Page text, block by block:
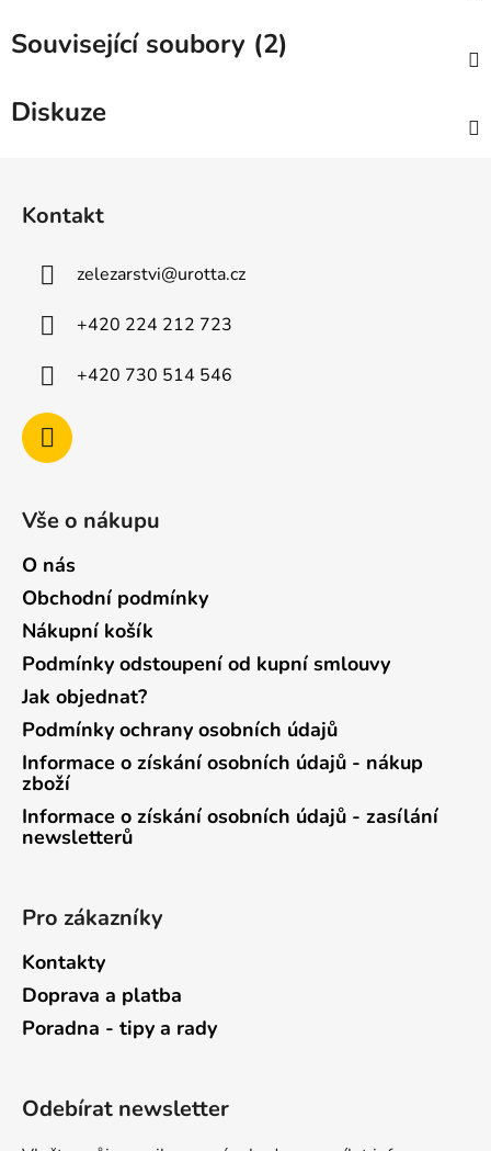
Související soubory (2)
Diskuze
Kontakt
zelezarstvi@urotta.cz
+420 224 212 723
+420 730 514 546
Vše o nákupu
O nás
Obchodní podmínky
Nákupní košík
Podmínky odstoupení od kupní smlouvy
Jak objednat?
Podmínky ochrany osobních údajů
Informace o získání osobních údajů - nákup
zboží
Informace o získání osobních údajů - zasílání
newsletterů
Pro zákazníky
Kontakty
Doprava a platba
Poradna - tipy a rady
Odebírat newsletter